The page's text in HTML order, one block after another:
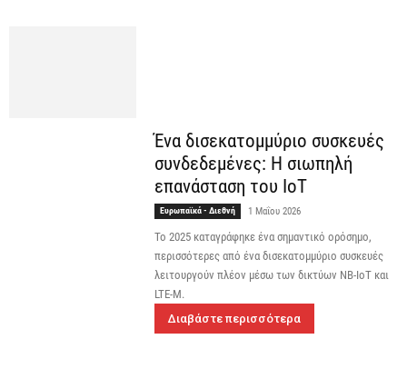
Ένα δισεκατομμύριο συσκευές
συνδεδεμένες: Η σιωπηλή
επανάσταση του IoT
Ευρωπαϊκά - Διεθνή 1 Μαΐου 2026
Το 2025 καταγράφηκε ένα σημαντικό ορόσημο,
περισσότερες από ένα δισεκατομμύριο συσκευές
λειτουργούν πλέον μέσω των δικτύων NB-IoT και
LTE-M.
Διαβάστε περισσότερα